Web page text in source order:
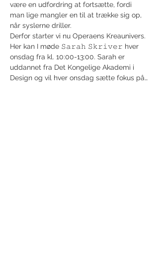
være en udfordring at fortsætte, fordi
man lige mangler en til at trække sig op,
når syslerne driller.
Derfor starter vi nu Operaens Kreaunivers.
Her kan I møde 𝚂𝚊𝚛𝚊𝚑 𝚂𝚔𝚛𝚒𝚟𝚎𝚛 hver
onsdag fra kl. 10:00-13:00. Sarah er
uddannet fra Det Kongelige Akademi i
Design og vil hver onsdag sætte fokus på…